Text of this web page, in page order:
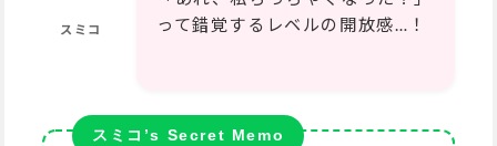
スミコ
って錯覚するレベルの開放感…！
スミコ’s Secret Memo